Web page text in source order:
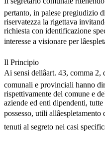
pertanto, in palese pregiudizio
riservatezza la rigettava
richiesta con identificazione
interesse a visionare per
Il Principio
Ai sensi dellâart. 43, comma
comunali e provinciali hanno
rispettivamente del comune e
aziende ed enti dipendenti,
possesso, utili
tenuti al segreto nei casi